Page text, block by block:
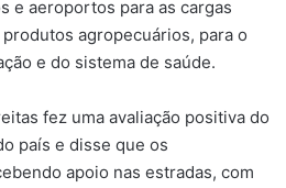
e aeroportos para as cargas
agropecuários, para o
e do sistema de saúde.
fez uma avaliação positiva do
país e disse que os
apoio nas estradas, com